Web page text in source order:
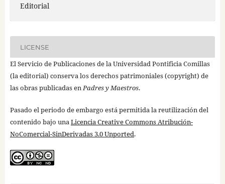
Editorial
LICENSE
El Servicio de Publicaciones de la Universidad Pontificia Comillas
(la editorial) conserva los derechos patrimoniales (copyright) de
las obras publicadas enPadres y Maestros.
Pasado el periodo de embargo está permitida la reutilización del
contenido bajo unaLicencia Creative Commons Atribución-
NoComercial-SinDerivadas 3.0 Unported.